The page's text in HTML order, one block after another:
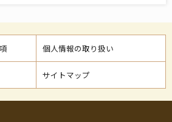
個人情報の取り扱い
サイトマップ